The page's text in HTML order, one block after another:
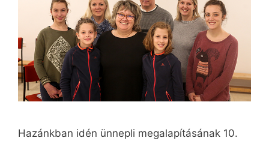
Hazánkban idén ünnepli megalapításának 10.